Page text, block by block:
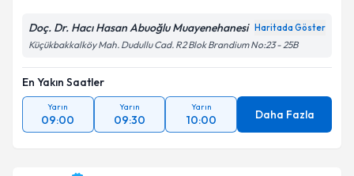
kapsamda işlenmesini kabul ediyorum.
Doç. Dr. Hacı Hasan Abuoğlu Muayenehanesi Haritada Göster
Küçükbakkalköy Mah. Dudullu Cad. R2 Blok Brandium No:23 - 25B
En Yakın Saatler
Yarın
09:00
Yarın
09:30
Yarın
10:00 Daha Fazla